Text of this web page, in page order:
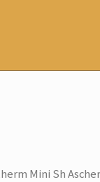
Mini Sh